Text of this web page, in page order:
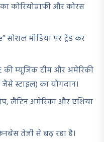
कोरियोग्राफी और कोरस
सोशल मीडिया पर ट्रेंड कर
की म्यूजिक टीम और अमेरिकी
जैसे स्टाइल) का योगदान।
लैटिन अमेरिका और एशिया
तेजी से बढ़ रहा है।